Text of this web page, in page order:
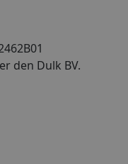
den Dulk BV.